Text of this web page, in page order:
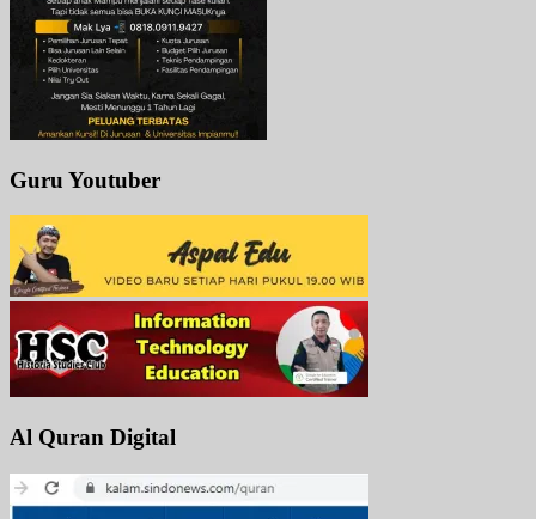
Guru Youtuber
Al Quran Digital